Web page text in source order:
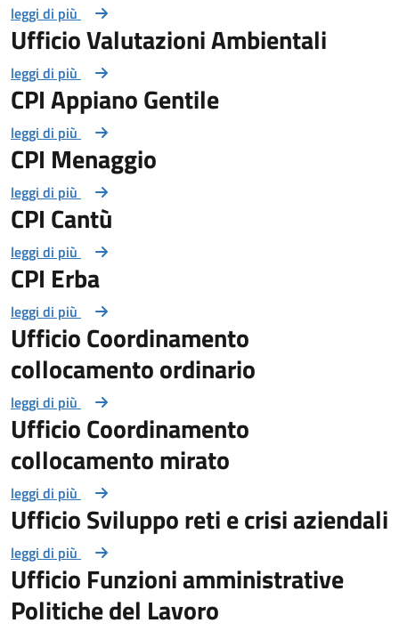
leggi di più
Ufficio Valutazioni Ambientali
leggi di più
CPI Appiano Gentile
leggi di più
CPI Menaggio
leggi di più
CPI Cantù
leggi di più
CPI Erba
leggi di più
Ufficio Coordinamento
collocamento ordinario
leggi di più
Ufficio Coordinamento
collocamento mirato
leggi di più
Ufficio Sviluppo reti e crisi aziendali
leggi di più
Ufficio Funzioni amministrative
Politiche del Lavoro